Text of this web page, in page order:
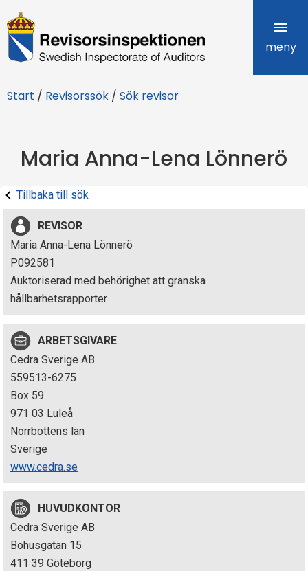
R
e
i
r
s
i
n
s
p
e
k
t
i
o
n
e
n
meny
Start / Revisorssök / Sök revisor
Maria Anna-Lena Lönnerö
Tillbaka till sök
REVISOR
Maria Anna-Lena Lönnerö
P092581
Auktoriserad med behörighet att granska
hållbarhetsrapporter
ARBETSGIVARE
Cedra Sverige AB
559513-6275
Box 59
971 03 Luleå
Norrbottens län
Sverige
www.cedra.se
HUVUDKONTOR
Cedra Sverige AB
Bohusgatan 15
411 39 Göteborg